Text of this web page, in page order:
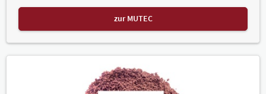
zur MUTEC